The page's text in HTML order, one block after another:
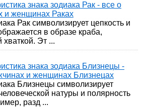
знака зодиака Рак - все о
и женщинах Раках
Рак символизирует цепкость и
в образе краба,
хваткой. Эт ...
знака зодиака Близнецы -
и женщинах Близнецах
Близнецы символизирует
натуры и полярность
разд ...